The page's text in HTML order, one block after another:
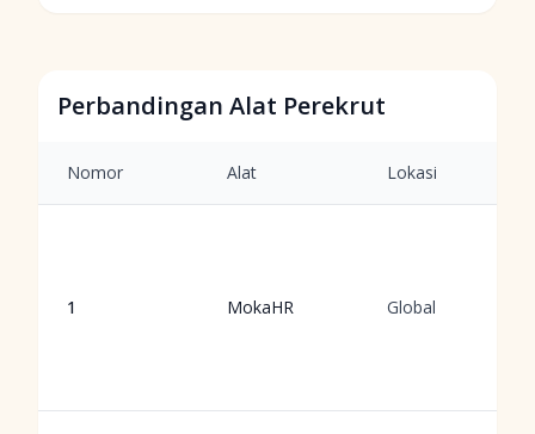
Perbandingan Alat Perekrut
Nomor Alat Lokasi
1 MokaHR Global